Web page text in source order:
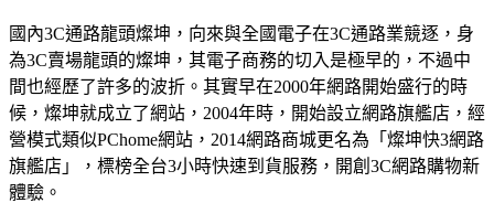
國內3C通路龍頭燦坤，向來與全國電子在3C通路業競逐，身
為3C賣場龍頭的燦坤，其電子商務的切入是極早的，不過中
間也經歷了許多的波折。其實早在2000年網路開始盛行的時
候，燦坤就成立了網站，2004年時，開始設立網路旗艦店，經
營模式類似PChome網站，2014網路商城更名為「燦坤快3網路
旗艦店」，標榜全台3小時快速到貨服務，開創3C網路購物新
體驗。